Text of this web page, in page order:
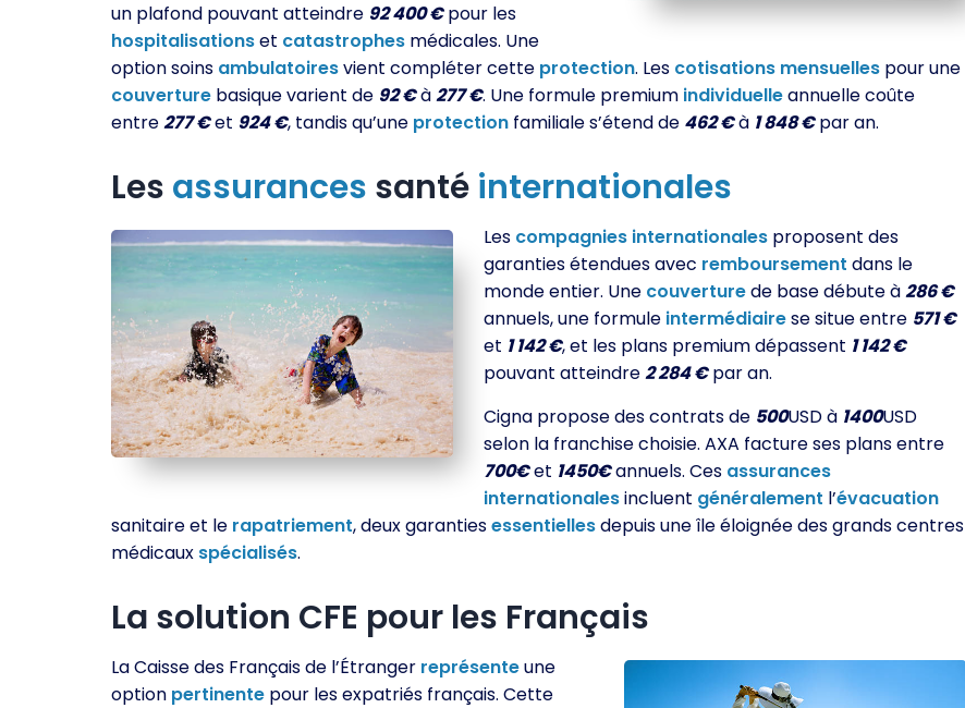
un plafond pouvant atteindre 92 400 €pour les
hospitalisationset catastrophes médicales. Une
option soins ambulatoiresvient compléter cette protection. Les cotisations mensuelles pour une
couverture basique varient de 92 €à277 €. Une formule premium individuelleannuelle coûte
entre277 €et 924 €, tandis qu’une protection familiale s’étend de 462 €à 1 848 €par an.
Les assurances santé internationales
Les compagnies internationales proposent des
garanties étendues avec remboursement dans le
monde entier. Une couverturede base débute à286 €
annuels, une formule intermédiairese situe entre 571 €
et 1 142 €, et les plans premium dépassent 1 142 €
pouvant atteindre2 284 €par an.
Cigna propose des contrats de 500USD à 1400USD
selon la franchise choisie. AXA facture ses plans entre
700€et 1450€annuels. Ces assurances
internationalesincluent généralement l’évacuation
sanitaire et le rapatriement, deux garantiesessentiellesdepuis une île éloignée des grands centres
médicaux spécialisés.
La solution CFE pour les Français
La Caisse des Français de l’Étranger représenteune
option pertinente pour les expatriés français. Cette